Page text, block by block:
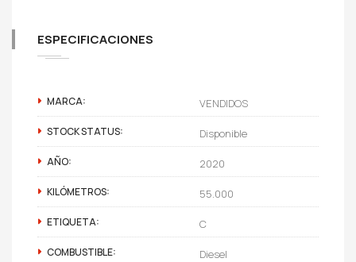
ESPECIFICACIONES
MARCA: VENDIDOS
STOCK STATUS: Disponible
AÑO: 2020
KILÓMETROS: 55.000
ETIQUETA: C
COMBUSTIBLE: Diesel